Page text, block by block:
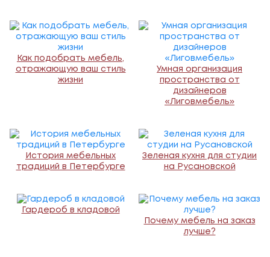
Как подобрать мебель,
отражающую ваш стиль
жизни
Умная организация
пространства от
дизайнеров
«Лиговмебель»
История мебельных
традиций в Петербурге
Зеленая кухня для студии
на Русановской
Гардероб в кладовой
Почему мебель на заказ
лучше?